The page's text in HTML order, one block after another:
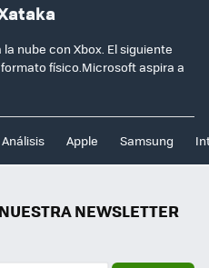
nube con Xbox. El siguiente
físico.Microsoft aspira a
Análisis Apple Samsung
NEWSLETTER